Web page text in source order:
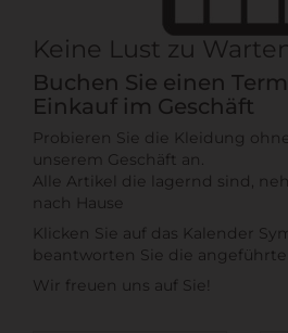
Keine Lust zu
Buchen Sie einen
Einkauf im Geschäft
Probieren Sie die Kleidung
unserem Geschäft an.
Alle Artikel die lagernd sind,
nach Hause
Klicken Sie auf das Kalender
beantworten Sie die
Wir freuen uns auf Sie!